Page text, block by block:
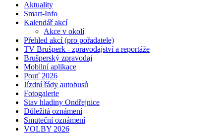
Aktuality
Smart-Info
Kalendář akcí
Akce v okolí
Přehled akcí (pro pořadatele)
TV Brušperk - zpravodajství a reportáže
Brušperský zpravodaj
Mobilní aplikace
Pouť 2026
Jízdní řády autobusů
Fotogalerie
Stav hladiny Ondřejnice
Důležitá oznámení
Smuteční oznámení
VOLBY 2026